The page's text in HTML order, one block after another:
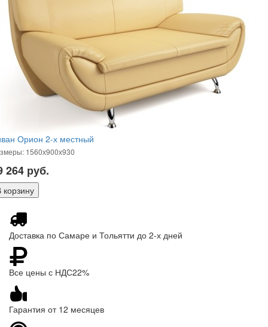
Орион 2-х местный
1560х900х930
264 руб.
Доставка по Самаре и Тольятти до 2-х дней
Все цены с НДС22%
Гарантия от 12 месяцев